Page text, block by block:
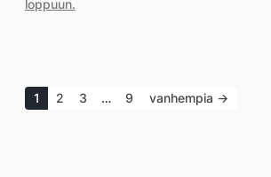
loppuun.
1 2 3 … 9 vanhempia →